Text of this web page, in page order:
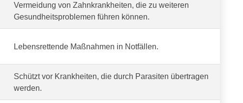
Vermeidung von Zahnkrankheiten, die zu weiteren
Gesundheitsproblemen führen können.
Lebensrettende Maßnahmen in Notfällen.
Schützt vor Krankheiten, die durch Parasiten übertragen
werden.